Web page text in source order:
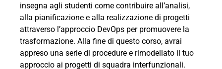
insegna agli studenti come contribuire all’analisi,
alla pianificazione e alla realizzazione di progetti
attraverso l’approccio DevOps per promuovere la
trasformazione. Alla fine di questo corso, avrai
appreso una serie di procedure e rimodellato il tuo
approccio ai progetti di squadra interfunzionali.